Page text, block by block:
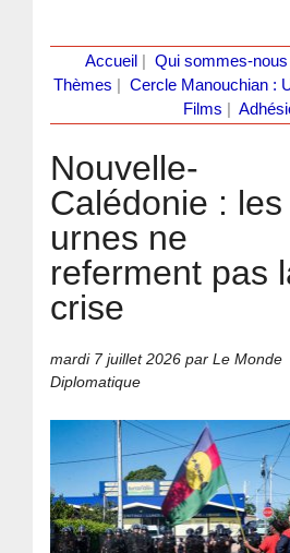
Accueil Qui sommes-nous
Thèmes
Cercle Manouchian :
Films
Nouvelle-
Calédonie : les
urnes ne
referment pas
crise
mardi 7 juillet 2026 par Le Monde
Diplomatique